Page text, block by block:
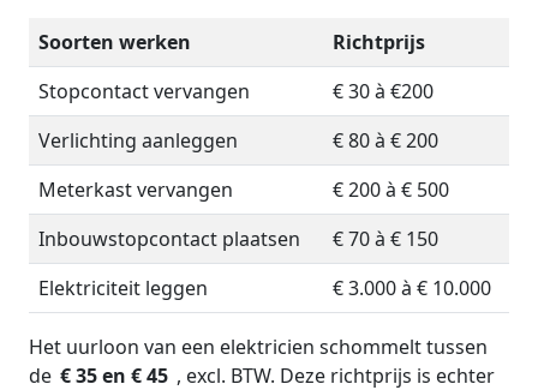
Soorten werken
Richtprijs
Stopcontact vervangen
€ 30 à €200
Verlichting aanleggen
€ 80 à € 200
Meterkast vervangen
€ 200 à € 500
Inbouwstopcontact plaatsen
€ 70 à € 150
Elektriciteit leggen
€ 3.000 à € 10.000
Het uurloon van een elektricien schommelt tussen
de € 35 en € 45 , excl. BTW. Deze richtprijs is echter